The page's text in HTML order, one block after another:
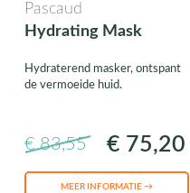
Pascaud
Hydrating Mask
Hydraterend masker, ontspant
de vermoeide huid.
€ 83,55 € 75,20
MEER INFORMATIE →